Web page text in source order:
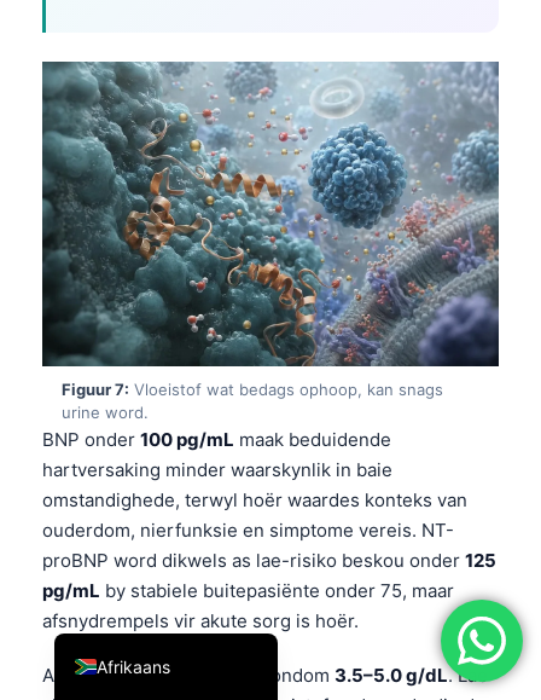
Figuur 7: Vloeistof wat bedags ophoop, kan snags
urine word.
BNP onder 100 pg/mL maak beduidende
hartversaking minder waarskynlik in baie
omstandighede, terwyl hoër waardes konteks van
ouderdom, nierfunksie en simptome vereis. NT-
proBNP word dikwels as lae-risiko beskou onder 125
pg/mL by stabiele buitepasiënte onder 75, maar
afsnydrempels vir akute sorg is hoër.
Albumien sit normaalweg rondom 3.5–5.0 g/dL. Lae
Afrikaans
English
Deutsch
العربية
Français
עִבְרִית
Español
Português
Ελληνικά
Türkçe
Română
简体中文
فارسی
Български
Dansk